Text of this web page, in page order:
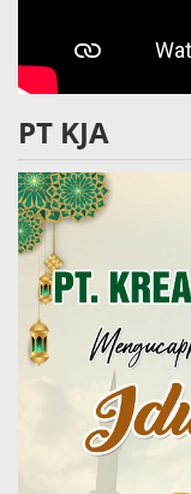
PT KJA